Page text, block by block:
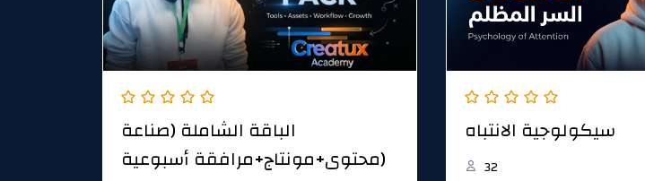
الباقة الشاملة (صناعة
محتوى+مونتاج+مرافقة أسبوعية)
سيكولوجية الانتباه
32